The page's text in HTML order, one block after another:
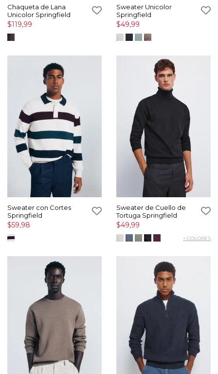
Chaqueta de Lana
Unicolor Springfield
$119,99
Sweater Unicolor
Springfield
$49,99
Sweater con Cortes
Springfield
$59,98
Sweater de Cuello de
Tortuga Springfield
$49,99
+ COLORES